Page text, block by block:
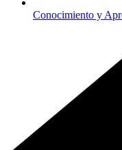
Conocimiento y